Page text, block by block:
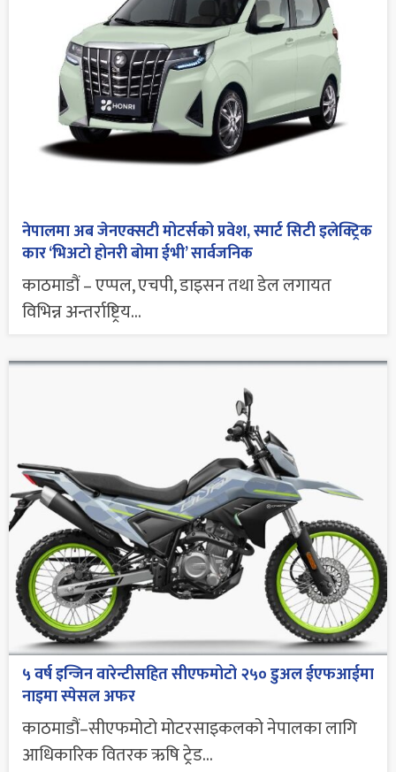
नेपालमा अब जेनएक्सटी मोटर्सको प्रवेश, स्मार्ट सिटी इलेक्ट्रिक
कार ‘भिअटो होनरी बोमा ईभी’ सार्वजनिक
काठमाडौं – एप्पल, एचपी, डाइसन तथा डेल लगायत
विभिन्न अन्तर्राष्ट्रिय...
५ वर्ष इन्जिन वारेन्टीसहित सीएफमोटो २५० डुअल ईएफआईमा
नाइमा स्पेसल अफर
काठमाडौं–सीएफमोटो मोटरसाइकलको नेपालका लागि
आधिकारिक वितरक ऋषि ट्रेड...